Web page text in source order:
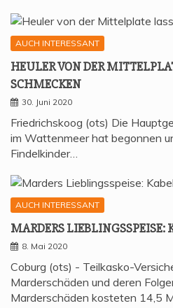
AUCH INTERESSANT
HEU­LER VON DER
SCHMECKEN
30. Juni 2020
Friedrichskoog (ots) Die
im Wattenmeer hat begonnen
Findelkinder…
AUCH INTERESSANT
MAR­DERS LIEB­LINGS­SPEI­SE:
8. Mai 2020
Coburg (ots) - Teilkasko-
Marderschäden und deren
Marderschäden kosteten 14,5